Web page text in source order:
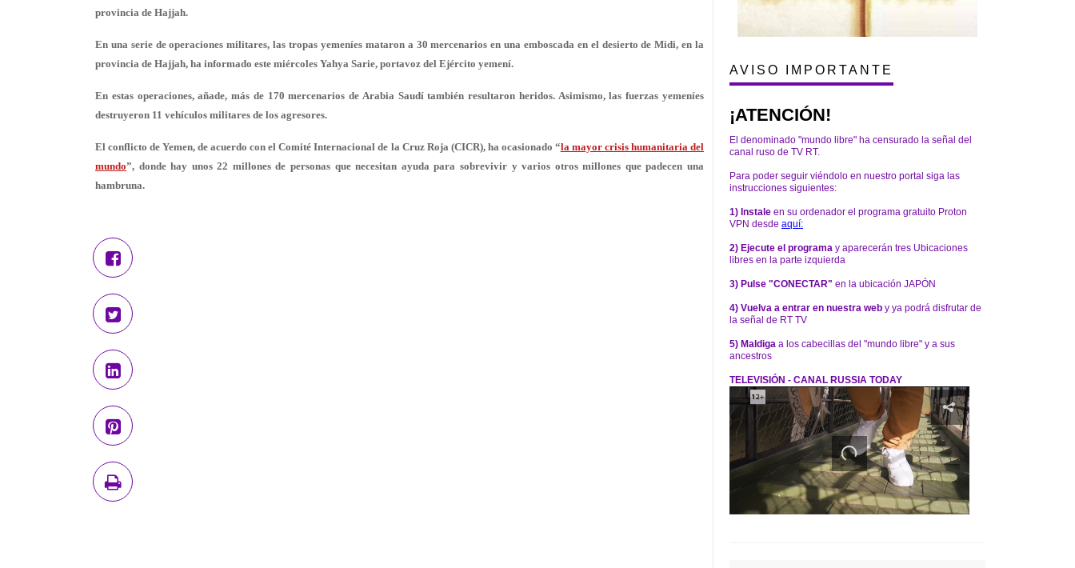
provincia de Hajjah.
En una serie de operaciones militares, las tropas yemeníes mataron a 30 mercenarios en una emboscada en el desierto de Midi, en la
provincia de Hajjah, ha informado este miércoles Yahya Sarie, portavoz del Ejército yemení.
En estas operaciones, añade, más de 170 mercenarios de Arabia Saudí también resultaron heridos. Asimismo, las fuerzas yemeníes
destruyeron 11 vehículos militares de los agresores.
El conflicto de Yemen, de acuerdo con el Comité Internacional de la Cruz Roja (CICR), ha ocasionado “la mayor crisis humanitaria del
mundo”, donde hay unos 22 millones de personas que necesitan ayuda para sobrevivir y varios otros millones que padecen una
hambruna.
AVISO IMPORTANTE
¡ATENCIÓN!
El denominado "mundo libre" ha censurado la señal del
canal ruso de TV RT.
Para poder seguir viéndolo en nuestro portal siga las
instrucciones siguientes:
1) Instale en su ordenador el programa gratuito Proton
VPN desde aquí:
2) Ejecute el programa y aparecerán tres Ubicaciones
libres en la parte izquierda
3) Pulse "CONECTAR" en la ubicación JAPÓN
4) Vuelva a entrar en nuestra web y ya podrá disfrutar de
la señal de RT TV
5) Maldiga a los cabecillas del "mundo libre" y a sus
ancestros
TELEVISIÓN - CANAL RUSSIA TODAY